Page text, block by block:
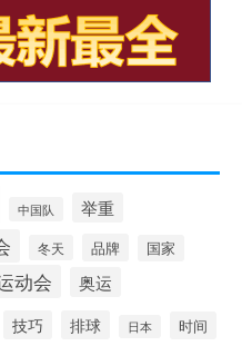
中国队 举重
冬天 品牌 国家
动会 奥运
技巧 排球 日本 时间